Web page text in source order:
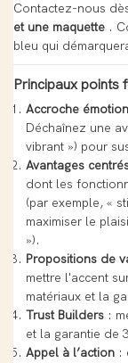
Contactez-nous
et une maquette .
bleu qui
Principaux points
Accroche
Déchaînez une
vibrant ») pour
Avantages
dont les
(par exemple, «
maximiser le
»).
Propositions de
mettre l'accent
matériaux et la
Trust Builders :
et la garantie de
Appel à l’action :